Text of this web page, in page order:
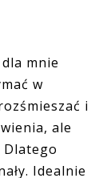
mnie
w
i
ale
Dlatego
Idealnie